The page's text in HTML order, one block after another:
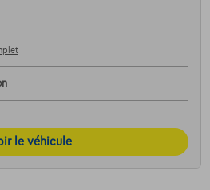
le véhicule